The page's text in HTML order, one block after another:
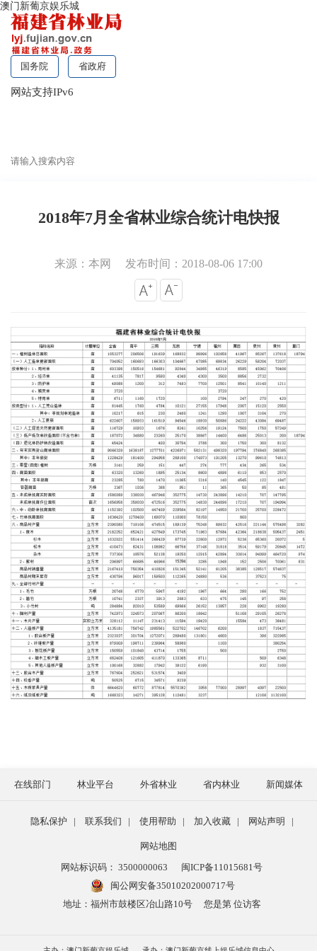
澳门新葡京娱乐城
国务院 省政府
网站支持IPv6
2018年7月全省林业综合统计电快报
来源：本网 发布时间：2018-08-06 17:00
在线部门 林业平台 外省林业 省内林业 新闻媒体
隐私保护 | 联系我们 | 使用帮助 | 加入收藏 | 网站声明 |
网站地图
网站标识码： 3500000063
闽ICP备11015681号
闽公网安备35010202000717号
地址：福州市鼓楼区冶山路10号
您是第 位访客